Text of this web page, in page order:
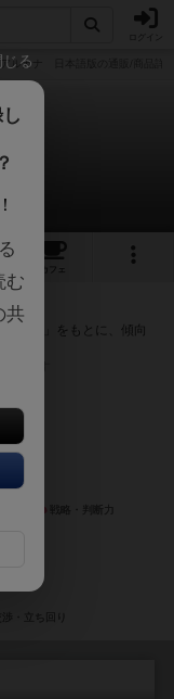
アルカナ 日本語版の通販/商品詳
カフェ
め
評価」をもとに、傾向
じる
む
共